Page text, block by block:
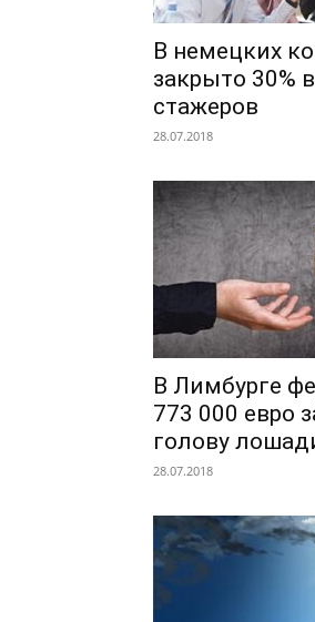
В немецких
закрыто 30%
стажеров
28.07.2018
В Лимбурге
773 000 евро
голову
28.07.2018